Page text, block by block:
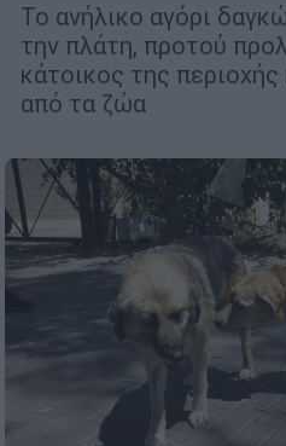
Το ανήλικο αγόρι
την πλάτη, προτού
κάτοικος της
από τα ζώα